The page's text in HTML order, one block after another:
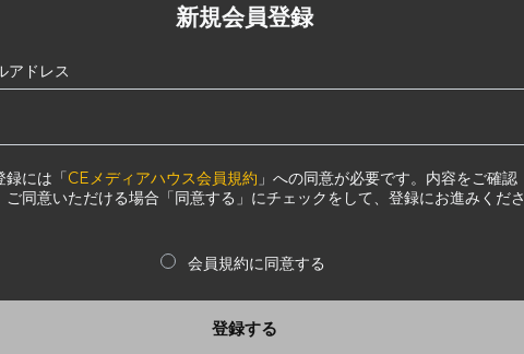
新規会員登録
アドレス
録には「CEメディアハウス会員規約 」への同意が必要です。内容をご確認
ご同意いただける場合「同意する」にチェックをして、登録にお進みくださ
会員規約に同意する
登録する